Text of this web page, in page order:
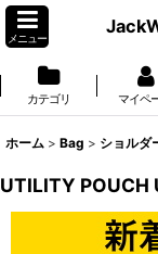
メニュー
カテゴリ マイペ
ホーム > Bag > ショルダ
UTILITY POUCH